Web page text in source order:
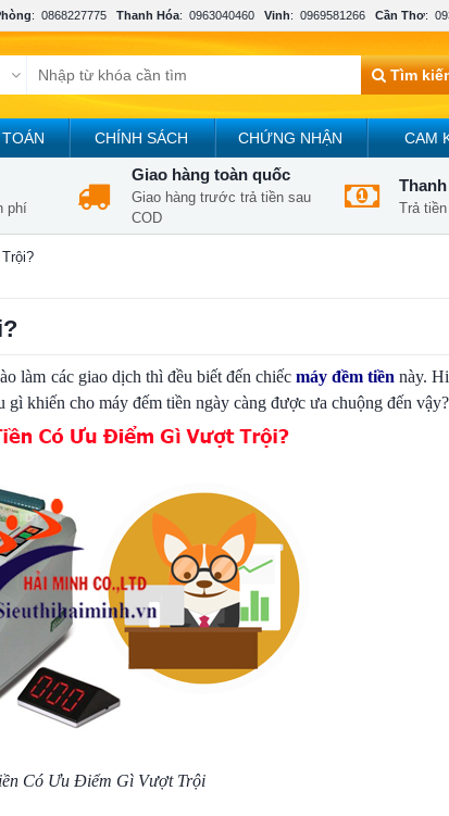
: 0868227775 Thanh Hóa: 0963040460 Vinh: 0969581266 Cần Thơ:
Tìm
CHÍNH SÁCH CHỨNG NHẬN CAM
phí
Giao hàng toàn quốc
Giao hàng trước trả tiền sau
COD
Trả
làm các giao dịch thì đều biết đến chiếc máy đềm tiền này.
khiến cho máy đếm tiền ngày càng được ưa chuộng đến vậy?
Có Ưu Điểm Gì Vượt Trội